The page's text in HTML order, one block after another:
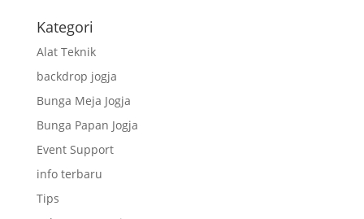
Kategori
Alat Teknik
backdrop jogja
Bunga Meja Jogja
Bunga Papan Jogja
Event Support
info terbaru
Tips